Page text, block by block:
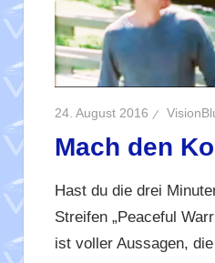
24. August 2016
Mach den
Hast du die drei
Streifen „Peaceful
ist voller Aussagen,